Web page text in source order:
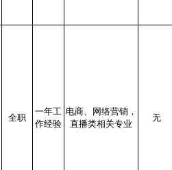
全职
一年工
作经验
电商、网络营销，
直播类相关专业
无